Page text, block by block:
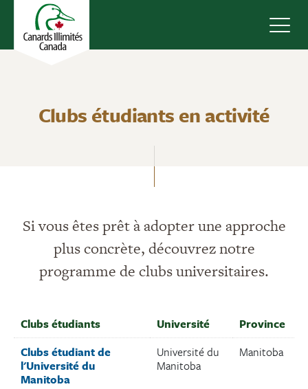
Clubs étudiants en activité
Si vous êtes prêt à adopter une approche
plus concrète, découvrez notre
programme de clubs universitaires.
Clubs étudiants Université
Province
Clubs étudiant de
l'Université du
Manitoba
Université du
Manitoba
Manitoba